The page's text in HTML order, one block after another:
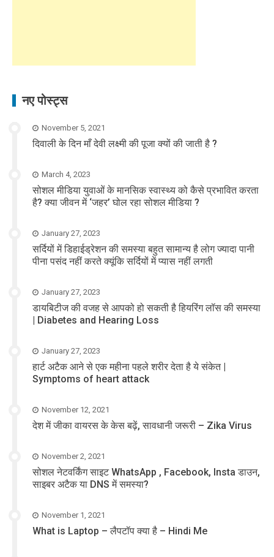
नए पोस्ट्स
November 5, 2021
दिवाली के दिन माँ देवी लक्ष्मी की पूजा क्यों की जाती है ?
March 4, 2023
सोशल मीडिया युवाओं के मानसिक स्वास्थ्य को कैसे प्रभावित करता
है? क्या जीवन में ‘जहर’ घोल रहा सोशल मीडिया ?
January 27, 2023
सर्दियों में डिहाईड्रेशन की समस्या बहुत सामान्य है लोग ज्यादा पानी
पीना पसंद नहीं करते क्यूंकि सर्दियों में प्यास नहीं लगती
January 27, 2023
डायबिटीज की वजह से आपको हो सकती है हियरिंग लॉस की समस्या
| Diabetes and Hearing Loss
January 27, 2023
हार्ट अटैक आने से एक महीना पहले शरीर देता है ये संकेत |
Symptoms of heart attack
November 12, 2021
देश में जीका वायरस के केस बढ़ें, सावधानी जरूरी – Zika Virus
November 2, 2021
सोशल नेटवर्किंग साइट WhatsApp , Facebook, Insta डाउन,
साइबर अटैक या DNS में समस्या?
November 1, 2021
What is Laptop – लैपटॉप क्या है – Hindi Me